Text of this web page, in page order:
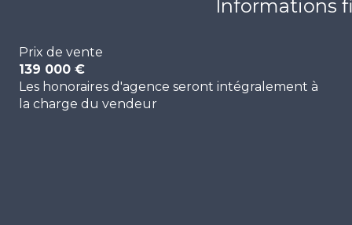
Informations
Prix de vente
139 000 €
Les honoraires d'agence seront intégralement à
la charge du vendeur